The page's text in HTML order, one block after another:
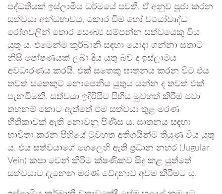
පද්ධතියක් ඉස්ලාමීය ධර්මයේ පවතී. ඒ අනුව පූජා කරන
සත්වයා අන්ධභාවය, කොර වීම හෝ වයෝවෘද්ධ
රෝගවලින් තොර සෞඛ්‍ය සම්පන්න සත්වයෙකු විය
යුතු ය. එමෙන්ම කුර්බානි සඳහා යොදා ගන්නා සතාට
නිසි පෝෂණයක් ලබා දිය යුතු බව ද ඉස්ලාමය
අවධාරණය කරයි. එක් සතෙකු ඝාතනය කරන විට එය
තවත් සතෙකුට නොපෙනිය යුතුය යන්න ද තවත් එක්
පැනවීමකි. සත්වයා ඉදිරිපිට පිහිය මුවහත් කිරීම පවා
තහනම් කොට ඇත්තේ එම සත්වයා තුළ මරණ
භීතිකාවක් ඇති නොවනු පිණිස ය. ඝාතනය සඳහා
භාවිතා කරන පිහියේ මුවහත අතිශයින්ම තියුණු විය යුතු
ය. එය සත්වයාගේ ගෙලෙහි ඇති ප්‍රධාන නහර (Jugular
Vein) කපා වෙන් කිරීම ක්ෂණිකව සිදු කළ යුත්තේ
සත්වයාට දැනෙන මරණ වේදනාව අවම කිරීමට ය.